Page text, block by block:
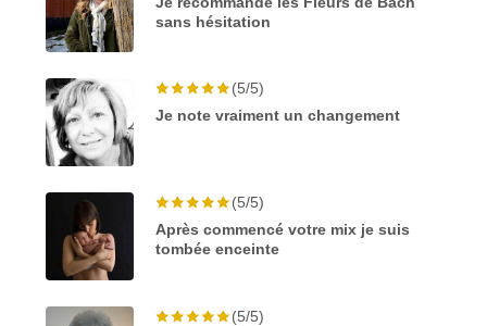
sans hésitation
(5/5)
Je note vraiment un changement
(5/5)
Après commencé votre mix je suis
tombée enceinte
(5/5)